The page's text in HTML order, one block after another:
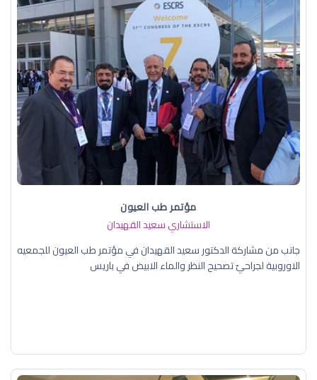
مؤتمر طب العيون
الاستشاري سعيد القهيدان
جانب من مشاركة الدكتور سعيد القهيدان في مؤتمر طب العيون للجمعيه
الاوروبية لجراحيّ تصحيح النظر والماء الابيض في باريس